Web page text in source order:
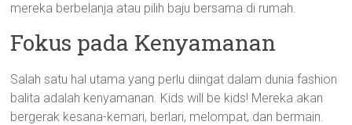
mereka berbelanja atau pilih baju bersama di rumah.
Fokus pada Kenyamanan
Salah satu hal utama yang perlu diingat dalam dunia fashion
balita adalah kenyamanan. Kids will be kids! Mereka akan
bergerak kesana-kemari, berlari, melompat, dan bermain.